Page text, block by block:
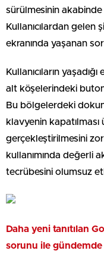
sürülmesinin
Kullanıcılardan
ekranında yaşanan
Kullanıcıların
alt köşelerindeki
Bu bölgelerdeki
klavyenin
gerçekleştirilmesini
kullanımında değerli
tecrübesini olumsuz
Daha yeni tanıtılan
sorunu ile gündemde